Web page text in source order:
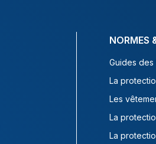
NORMES
Guides des
La
Les
La
La